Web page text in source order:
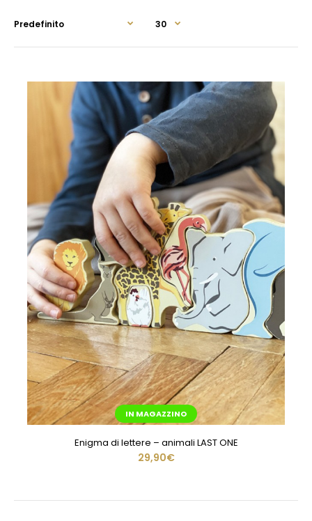
IN MAGAZZINO
Enigma di lettere – animali LAST ONE
29,90€